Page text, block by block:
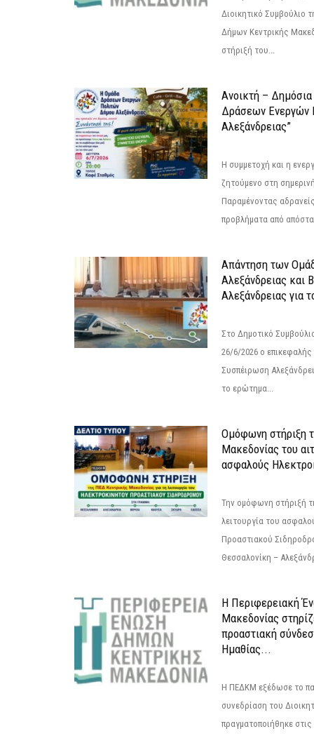
Διοικητικό Συμβούλιο
Δήμων Κεντρικής
στήριξή του...
Ανοικτή –
Δράσεων Eνεργών
Αλεξάνδρειας”
Η συμμετοχή και η
ζητούμενο στη
Παραμένοντας
προβλήματα από
Απάντηση των
Αλεξάνδρειας και
Αλεξάνδρειας για
Στο Δημοτικό
26/6/2026 ο
Συσπέιρωση
το ερώτημα...
Ομόφωνη στήριξη
Μακεδονίας του
ασφαλούς
Την ομόφωνη στήριξή
λειτουργία του
Προαστιακού
Θεσσαλονίκη –
Η Περιφερειακή
Μακεδονίας
προαστιακή
Ημαθίας...
Η ΠΕΔΚΜ εξέδωσε το
συνεδρίαση του
πραγματοποιήθηκε